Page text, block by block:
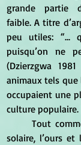
grande partie
faible. A titre
peu utiles: “...
puisqu’on ne
(Dzierzgwa
animaux tels que
occupaient une
culture populaire.
	Tout comme le cerf est un animal
solaire, l’ours